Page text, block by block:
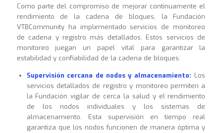
Como parte del compromiso de mejorar continuamente el
rendimiento de la cadena de bloques, la Fundación
VTBCommunity ha implementado servicios de monitoreo
de cadena y registro más detallados. Estos servicios de
monitoreo juegan un papel vital para garantizar la
estabilidad y confiabilidad de la cadena de bloques:
Supervisión cercana de nodos y almacenamiento: Los
servicios detallados de registro y monitoreo permiten a
la Fundación vigilar de cerca la salud y el rendimiento
de los nodos individuales y los sistemas de
almacenamiento. Esta supervisión en tiempo real
garantiza que los nodos funcionen de manera óptima y